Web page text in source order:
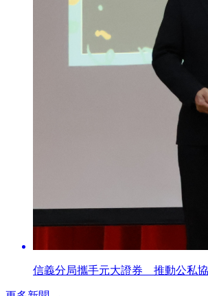
信義分局攜手元大證券 推動公私